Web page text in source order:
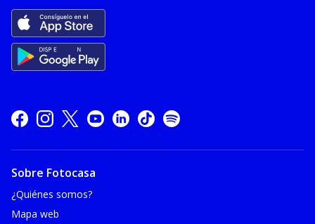
Sobre Fotocasa
¿Quiénes somos?
Mapa web